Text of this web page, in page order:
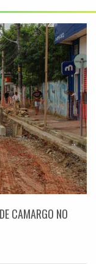
CAMARGO NO